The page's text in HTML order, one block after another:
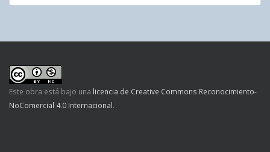
Este obra está bajo una licencia de Creative Commons Reconocimiento-
NoComercial 4.0 Internacional.